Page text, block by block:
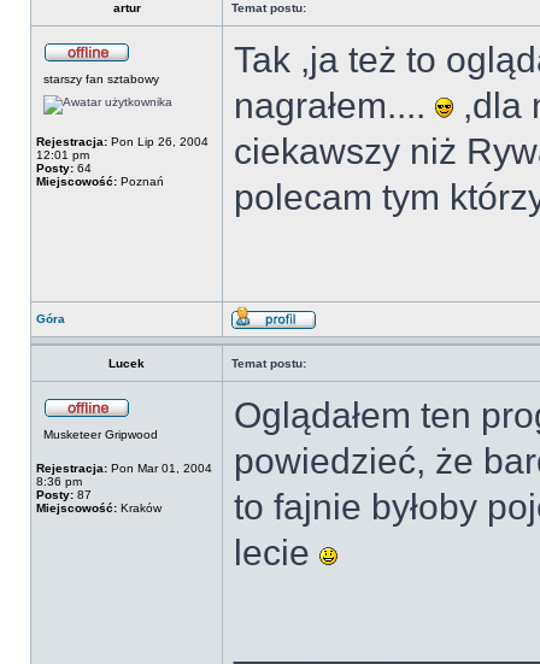
artur Temat postu:
starszy fan sztabowy
Rejestracja: Pon Lip 26, 2004
12:01 pm
Posty: 64
Miejscowość: Poznań
Tak ,ja też to
nagrałem....
,dla
ciekawszy niż
polecam tym
Góra
Lucek Temat postu:
Musketeer Gripwood
Rejestracja: Pon Mar 01, 2004
8:36 pm
Posty: 87
Miejscowość: Kraków
Oglądałem ten
powiedzieć, że
to fajnie byłoby
lecie